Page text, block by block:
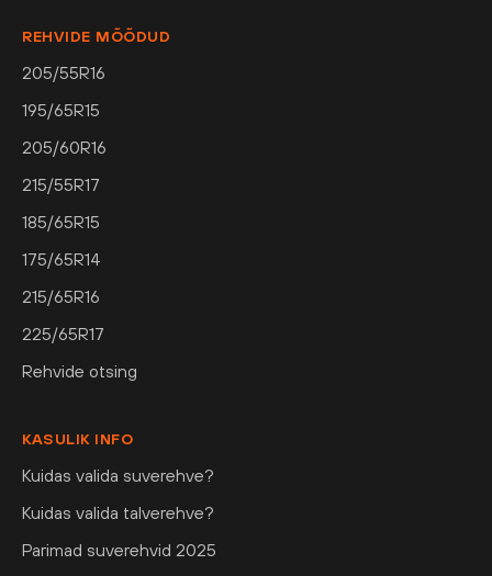
REHVIDE MÕÕDUD
205/55R16
195/65R15
205/60R16
215/55R17
185/65R15
175/65R14
215/65R16
225/65R17
Rehvide otsing
KASULIK INFO
Kuidas valida suverehve?
Kuidas valida talverehve?
Parimad suverehvid 2025